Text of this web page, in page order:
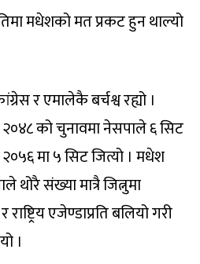
मधेशको मत प्रकट हुन थाल्यो
र एमालेकै बर्चश्व रह्यो ।
को चुनावमा नेसपाले ६ सिट
२०५६ मा ५ सिट जित्यो । मधेश
थोरै संख्या मात्रै जित्नुमा
राष्ट्रिय एजेण्डाप्रति बलियो गरी
।